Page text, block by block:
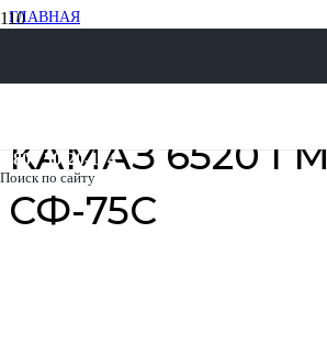
8 800 30-20-174
Поиск по сайту
ГЛАВНАЯ
КАМАЗ 6520 ГМ СФ-75С
КАМАЗ 6520 ГМ
СФ-75С